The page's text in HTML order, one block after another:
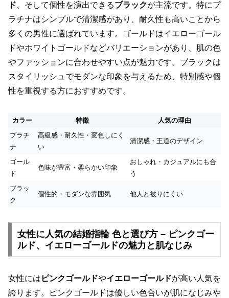
ド 、そして個性を演出できるブラックが主流です。特にプ
ラチナはシンプルで清潔感があり、耐久性も高いことから
多くの男性に選ばれています。ゴールドはイエローゴール
ドやホワイトゴールドなどバリエーションがあり、肌の色
やファッションに合わせやすい点が魅力です。ブラックは
スタイリッシュでモダンな印象を与えるため、特別感や個
性を重視する方におすすめです。
カラー 特徴
人気の理由
プラチ
ナ
高級感・耐久性・変色しにく
い
清潔感・王道のデザイン
ゴール
ド
色味が豊富・柔らかい印象
おしゃれ・カジュアルにも合
う
ブラッ
ク
個性的・モダンな雰囲気 他人と被りにくい
女性に人気の結婚指輪 色と選び方 – ピンクゴー
ルド、イエローゴールドの魅力と肌なじみ
女性には ピンクゴールドやイエローゴールドが高い人気を
誇ります。ピンクゴールドは優しい色合いが肌になじみや